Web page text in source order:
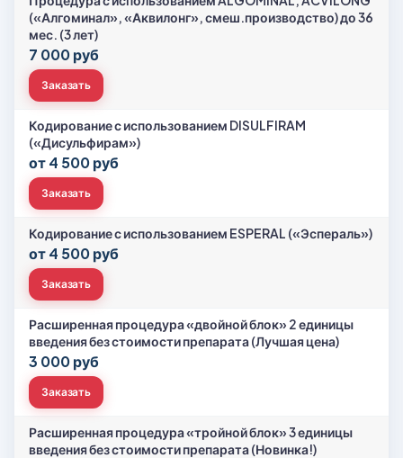
(«Алгоминал», «Аквилонг», смеш.производство) до 36
мес. (3 лет)
7 000 руб
Заказать
Кодирование с использованием DISULFIRAM
(«Дисульфирам»)
от 4 500 руб
Заказать
Кодирование с использованием ESPERAL («Эспераль»)
от 4 500 руб
Заказать
Расширенная процедура «двойной блок» 2 единицы
введения без стоимости препарата (Лучшая цена)
3 000 руб
Заказать
Расширенная процедура «тройной блок» 3 единицы
введения без стоимости препарата (Новинка!)